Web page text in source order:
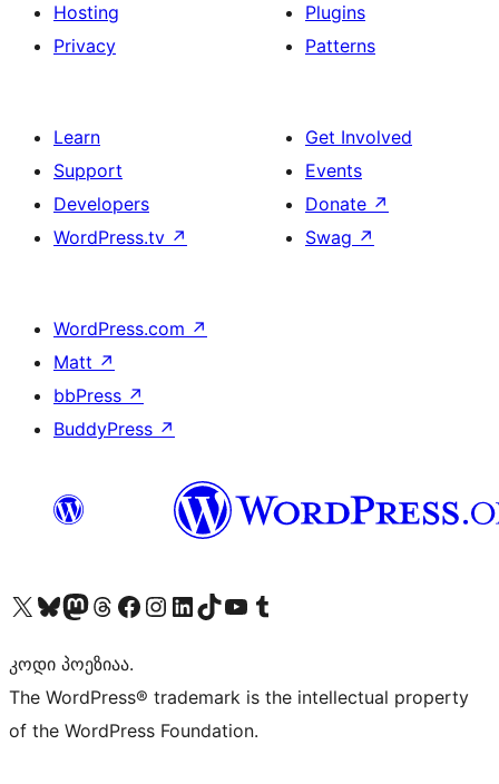
Hosting
Privacy
Plugins
Patterns
Learn
Support
Developers
WordPress.tv ↗
Get Involved
Events
Donate ↗
Swag ↗
WordPress.com ↗
Matt ↗
bbPress ↗
BuddyPress ↗
Visit our X (formerly Twitter) account
Visit our Bluesky account
Visit our Mastodon account
Visit our Threads account
Visit our Facebook page
Visit our Instagram account
Visit our LinkedIn account
Visit our TikTok account
Visit our YouTube channel
Visit our Tumblr account
კოდი პოეზიაა.
The WordPress® trademark is the intellectual property
of the WordPress Foundation.